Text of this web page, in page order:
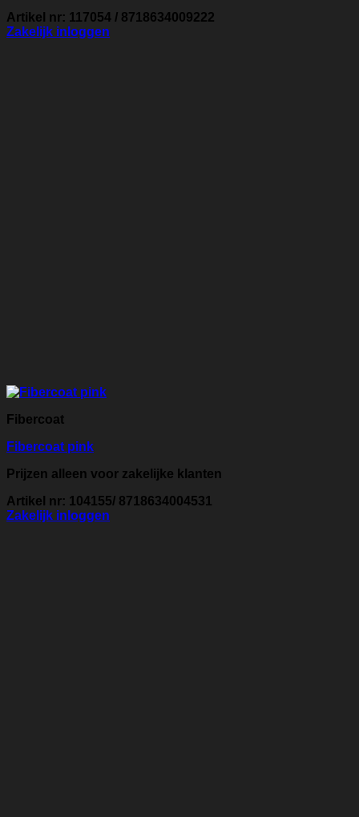
Artikel nr: 117054 / 8718634009222
Zakelijk inloggen
Fibercoat
Fibercoat pink
Prijzen alleen voor zakelijke klanten
Artikel nr: 104155/ 8718634004531
Zakelijk inloggen